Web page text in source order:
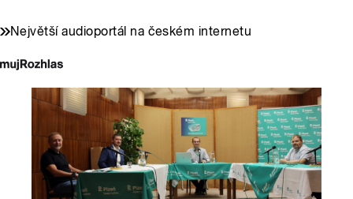
Největší audioportál na českém internetu